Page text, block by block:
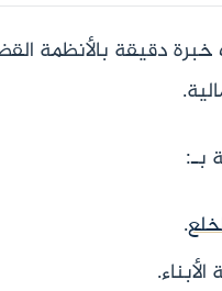
دقيقة بالأنظمة
بـ:
.